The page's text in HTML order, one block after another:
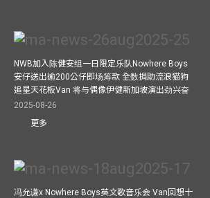
NWB加入陈健安组一日限定乐队Nowhere Boys
安仔送出逾200公仔即场筹款 全数捐助流浪猫狗
追星天花板Van 将与偶像伊健新加坡演出劲兴奋
2025-08-26
更多
冯允谦x Nowhere Boys英文歌音乐会 Van回想十